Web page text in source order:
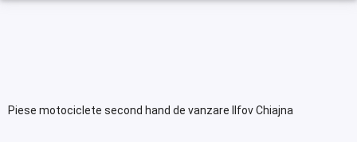
Piese motociclete second hand de vanzare Ilfov Chiajna